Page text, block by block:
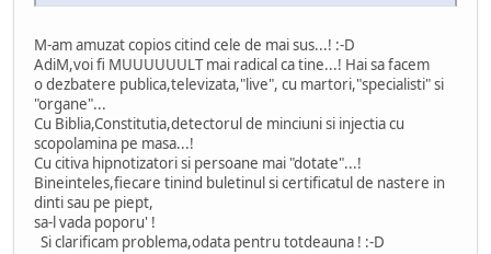
M-am amuzat copios citind cele de mai sus...! :-D
AdiM,voi fi MUUUUUULT mai radical ca tine...! Hai sa facem
o dezbatere publica,televizata,"live", cu martori,"specialisti" si
"organe"...
Cu Biblia,Constitutia,detectorul de minciuni si injectia cu
scopolamina pe masa...!
Cu citiva hipnotizatori si persoane mai "dotate"...!
Bineinteles,fiecare tinind buletinul si certificatul de nastere in
dinti sau pe piept,
sa-l vada poporu' !
Si clarificam problema,odata pentru totdeauna ! :-D